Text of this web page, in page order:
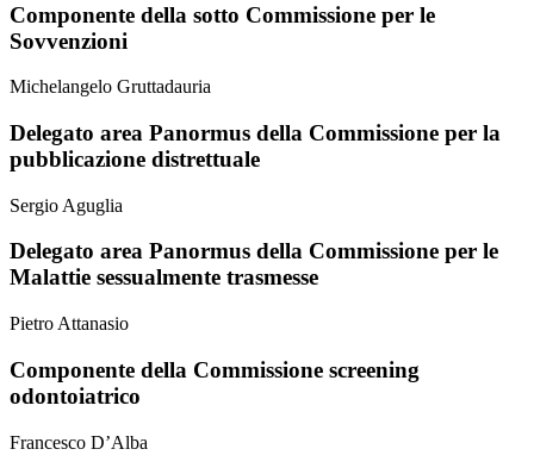
Componente della sotto Commissione per le
Sovvenzioni
Michelangelo Gruttadauria
Delegato area Panormus della Commissione per la
pubblicazione distrettuale
Sergio Aguglia
Delegato area Panormus della Commissione per le
Malattie sessualmente trasmesse
Pietro Attanasio
Componente della Commissione screening
odontoiatrico
Francesco D’Alba